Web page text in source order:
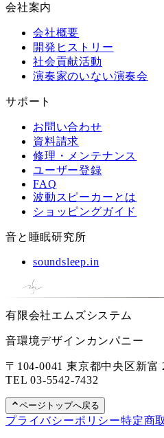
会社案内
会社概要
開発ヒストリー
社会貢献活動
演奏家のいない演奏会
サポート
お問い合わせ
資料請求
修理・メンテナンス
ユーザー登録
FAQ
波動スピーカーとは
ショッピングガイド
音と睡眠研究所
soundsleep.in
有限会社エムズシステム
音環境デザインカンパニー
〒104-0041 東京都中央区新富
TEL03-5542-7432
ページトップへ戻る
プライバシーポリシー特定商